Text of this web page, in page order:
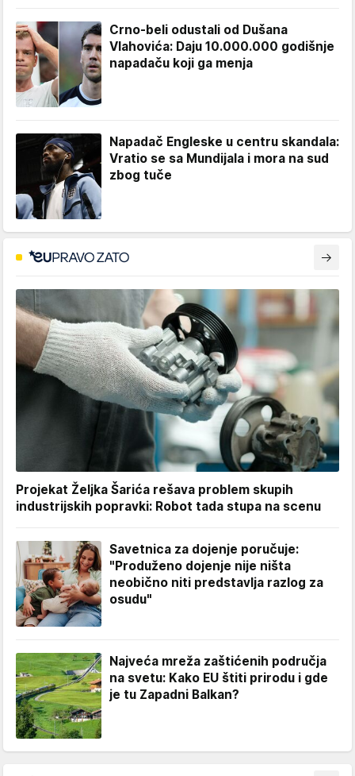
Crno-beli odustali od Dušana
Vlahovića: Daju 10.000.000 godišnje
napadaču koji ga menja
Napadač Engleske u centru skandala:
Vratio se sa Mundijala i mora na sud
zbog tuče
Projekat Željka Šarića rešava problem skupih
industrijskih popravki: Robot tada stupa na scenu
Savetnica za dojenje poručuje:
"Produženo dojenje nije ništa
neobično niti predstavlja razlog za
osudu"
Najveća mreža zaštićenih područja
na svetu: Kako EU štiti prirodu i gde
je tu Zapadni Balkan?